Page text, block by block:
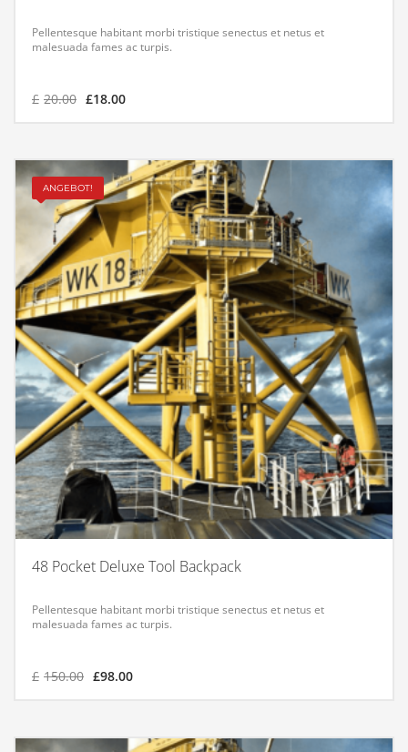
Pellentesque habitant morbi tristique senectus et netus et
malesuada fames ac turpis.
£ 20.00 £18.00
ANGEBOT!
48 Pocket Deluxe Tool Backpack
Pellentesque habitant morbi tristique senectus et netus et
malesuada fames ac turpis.
£ 150.00 £98.00